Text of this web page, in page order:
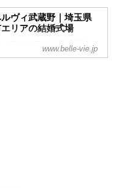
ルヴィ武蔵野｜埼玉県
リアの結婚式場
ま市エリアの結婚式場「ベ
」。皆様に愛され続けて38
中。ブライダルフェアや
www.belle-vie.jp